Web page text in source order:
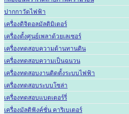
ปากกาวัดไฟฟ้า
เครื่องดิจิตอลมัลติมิเตอร์
เครื่องตั้งศูนย์เพลาด้วยเลเซอร์
เครื่องทดสอบความต้านทานดิน
เครื่องทดสอบความเป็นฉนวน
เครื่องทดสอบงานติดตั้งระบบไฟฟ้า
เครื่องทดสอบระบบโซล่า
เครื่องทดสอบแบตเตอร์รี่
เครื่องมัลติฟังค์ชั่น คาริเบเตอร์